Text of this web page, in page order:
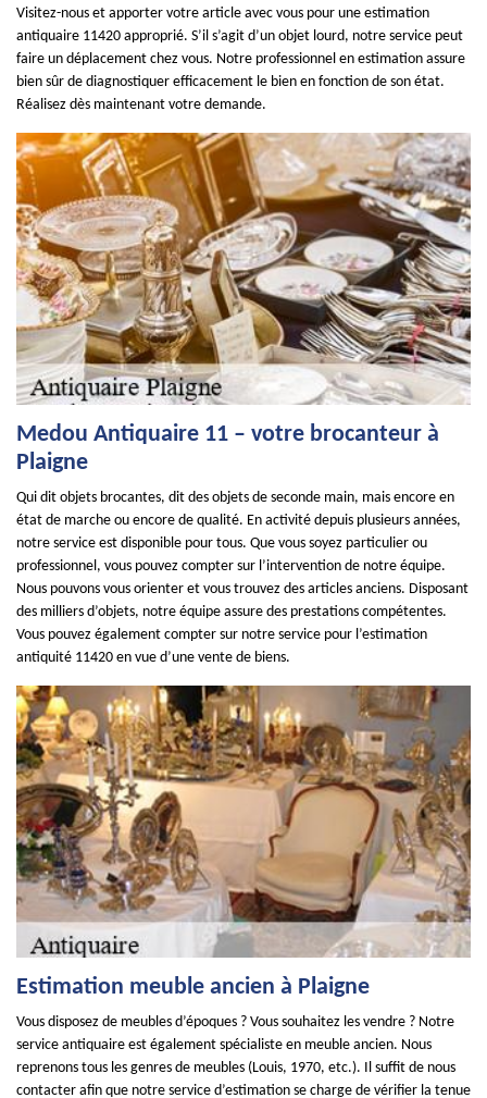
Visitez-nous et apporter votre article avec vous pour une estimation
antiquaire 11420 approprié. S’il s’agit d’un objet lourd, notre service peut
faire un déplacement chez vous. Notre professionnel en estimation assure
bien sûr de diagnostiquer efficacement le bien en fonction de son état.
Réalisez dès maintenant votre demande.
Medou Antiquaire 11 – votre brocanteur à
Plaigne
Qui dit objets brocantes, dit des objets de seconde main, mais encore en
état de marche ou encore de qualité. En activité depuis plusieurs années,
notre service est disponible pour tous. Que vous soyez particulier ou
professionnel, vous pouvez compter sur l’intervention de notre équipe.
Nous pouvons vous orienter et vous trouvez des articles anciens. Disposant
des milliers d’objets, notre équipe assure des prestations compétentes.
Vous pouvez également compter sur notre service pour l’estimation
antiquité 11420 en vue d’une vente de biens.
Estimation meuble ancien à Plaigne
Vous disposez de meubles d’époques ? Vous souhaitez les vendre ? Notre
service antiquaire est également spécialiste en meuble ancien. Nous
reprenons tous les genres de meubles (Louis, 1970, etc.). Il suffit de nous
contacter afin que notre service d’estimation se charge de vérifier la tenue